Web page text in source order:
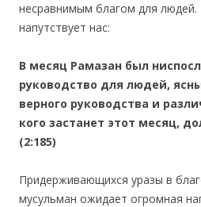
несравнимым благом для
напутствует нас:
В месяц Рамазан был
руководство для людей,
верного руководства и
кого застанет этот месяц,
(2:185)
Придерживающихся уразы в
мусульман ожидает огромная